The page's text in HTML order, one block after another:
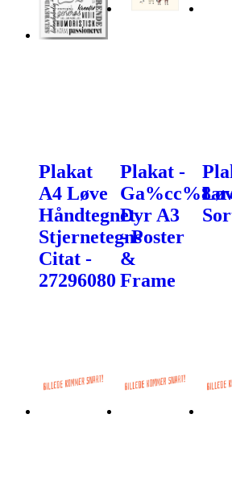
Plakat
A4 Løve
Håndtegnet
Stjernetegns
Citat -
27296080
Plakat -
Dyr A3
- Poster
&
Frame